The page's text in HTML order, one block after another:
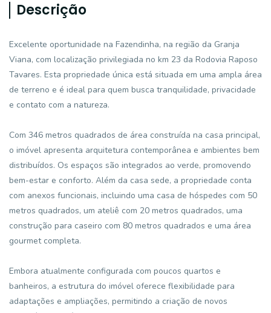
Descrição
Excelente oportunidade na Fazendinha, na região da Granja
Viana, com localização privilegiada no km 23 da Rodovia Raposo
Tavares. Esta propriedade única está situada em uma ampla área
de terreno e é ideal para quem busca tranquilidade, privacidade
e contato com a natureza.
Com 346 metros quadrados de área construída na casa principal,
o imóvel apresenta arquitetura contemporânea e ambientes bem
distribuídos. Os espaços são integrados ao verde, promovendo
bem-estar e conforto. Além da casa sede, a propriedade conta
com anexos funcionais, incluindo uma casa de hóspedes com 50
metros quadrados, um ateliê com 20 metros quadrados, uma
construção para caseiro com 80 metros quadrados e uma área
gourmet completa.
Embora atualmente configurada com poucos quartos e
banheiros, a estrutura do imóvel oferece flexibilidade para
adaptações e ampliações, permitindo a criação de novos